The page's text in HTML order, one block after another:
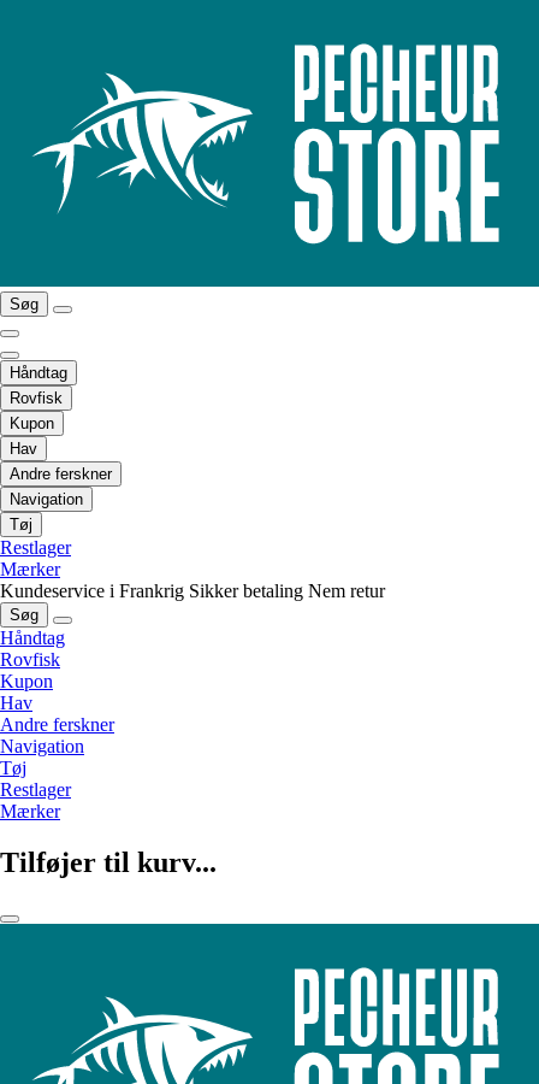
Søg
Håndtag
Rovfisk
Kupon
Hav
Andre ferskner
Navigation
Tøj
Restlager
Mærker
Kundeservice i Frankrig Sikker betaling Nem retur
Søg
Håndtag
Rovfisk
Kupon
Hav
Andre ferskner
Navigation
Tøj
Restlager
Mærker
Tilføjer til kurv...